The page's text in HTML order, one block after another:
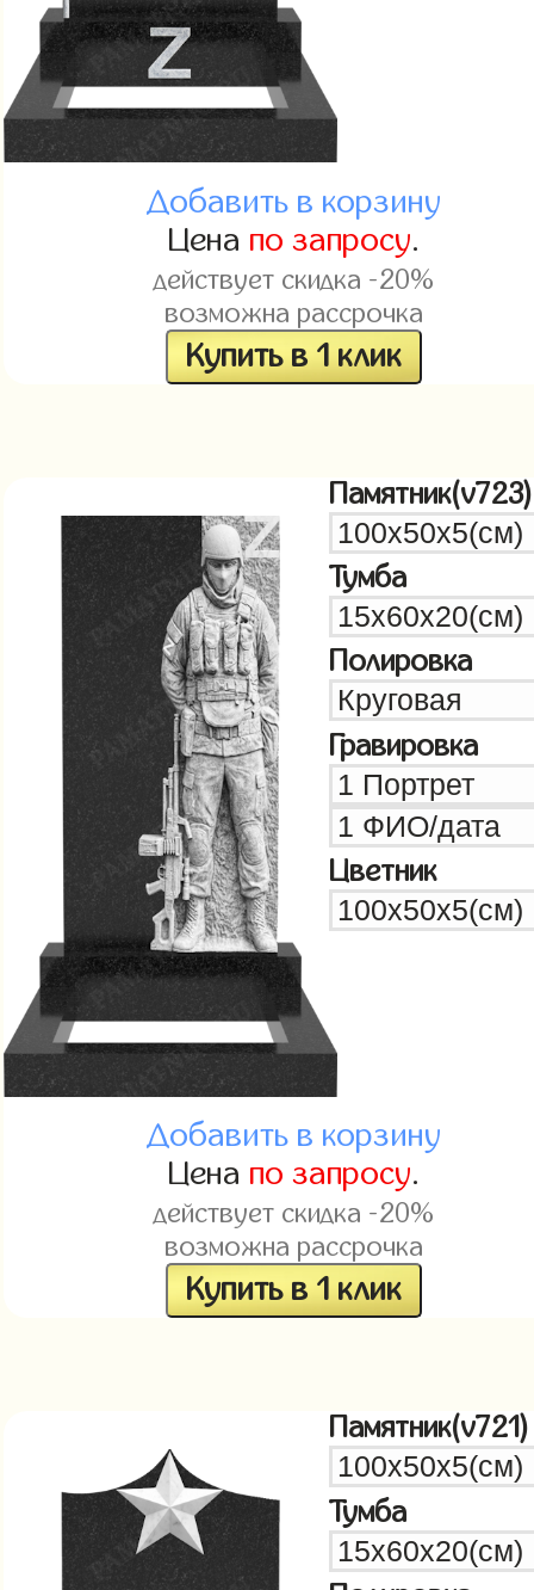
Добавить в корзину
Цена по запросу.
действует скидка -20%
возможна рассрочка
Купить в 1 клик
Памятник(v723)
Тумба
Полировка
Гравировка
Цветник
Добавить в корзину
Цена по запросу.
действует скидка -20%
возможна рассрочка
Купить в 1 клик
Памятник(v721)
Тумба